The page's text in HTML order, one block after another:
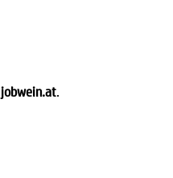
jobwein.at